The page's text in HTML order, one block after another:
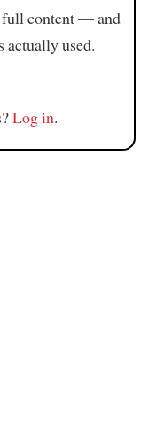
full content — and
actually used.
Log in.